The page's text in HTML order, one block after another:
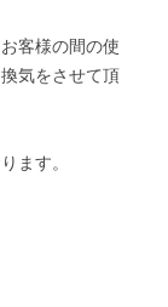
客様の間の使
気をさせて頂
ます。